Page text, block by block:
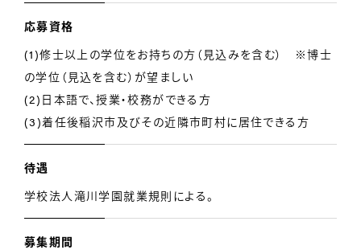
応募資格
(1)修士以上の学位をお持ちの方（見込みを含む） ※博士
の学位（見込を含む）が望ましい
(2)日本語で、授業・校務ができる方
(3)着任後稲沢市及びその近隣市町村に居住できる方
待遇
学校法人滝川学園就業規則による。
募集期間